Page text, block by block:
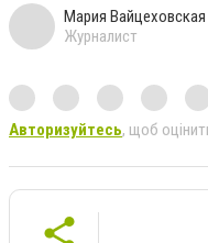
Мария Вайцеховская
Журналист
Авторизуйтесь, щоб